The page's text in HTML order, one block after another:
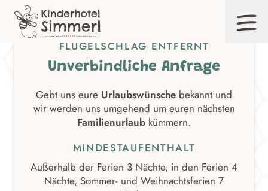
Inhalt
EUER TRAUMURLAUB IST NUR EINEN
FLÜGELSCHLAG ENTFERNT
Unverbindliche Anfrage
Gebt uns eure Urlaubswünsche bekannt und
wir werden uns umgehend um euren nächsten
Familienurlaub kümmern.
MINDESTAUFENTHALT
Außerhalb der Ferien 3 Nächte, in den Ferien 4
Nächte, Sommer- und Weihnachtsferien 7